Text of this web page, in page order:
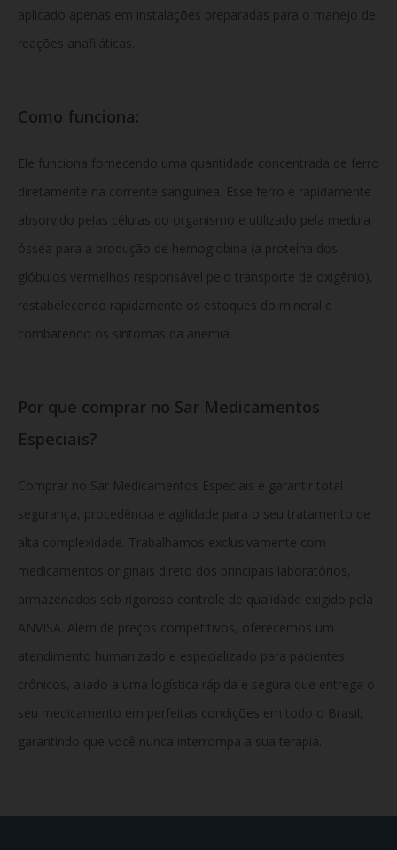
aplicado apenas em instalações preparadas para o manejo de
reações anafiláticas.
Como funciona:
Ele funciona fornecendo uma quantidade concentrada de ferro
diretamente na corrente sanguínea. Esse ferro é rapidamente
absorvido pelas células do organismo e utilizado pela medula
óssea para a produção de hemoglobina (a proteína dos
glóbulos vermelhos responsável pelo transporte de oxigênio),
restabelecendo rapidamente os estoques do mineral e
combatendo os sintomas da anemia.
Por que comprar no Sar Medicamentos
Especiais?
Comprar no Sar Medicamentos Especiais é garantir total
segurança, procedência e agilidade para o seu tratamento de
alta complexidade. Trabalhamos exclusivamente com
medicamentos originais direto dos principais laboratórios,
armazenados sob rigoroso controle de qualidade exigido pela
ANVISA. Além de preços competitivos, oferecemos um
atendimento humanizado e especializado para pacientes
crônicos, aliado a uma logística rápida e segura que entrega o
seu medicamento em perfeitas condições em todo o Brasil,
garantindo que você nunca interrompa a sua terapia.